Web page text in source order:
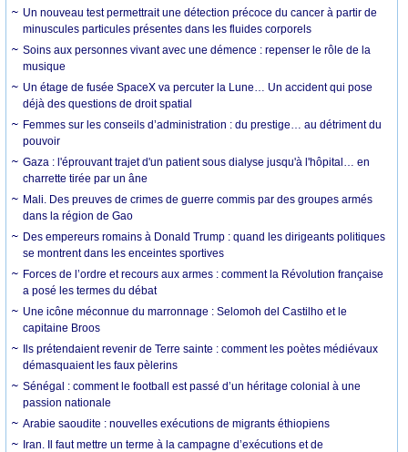
Un nouveau test permettrait une détection précoce du cancer à partir de
minuscules particules présentes dans les fluides corporels
Soins aux personnes vivant avec une démence : repenser le rôle de la
musique
Un étage de fusée SpaceX va percuter la Lune… Un accident qui pose
déjà des questions de droit spatial
Femmes sur les conseils d’administration : du prestige… au détriment du
pouvoir
Gaza : l'éprouvant trajet d'un patient sous dialyse jusqu'à l'hôpital… en
charrette tirée par un âne
Mali. Des preuves de crimes de guerre commis par des groupes armés
dans la région de Gao
Des empereurs romains à Donald Trump : quand les dirigeants politiques
se montrent dans les enceintes sportives
Forces de l’ordre et recours aux armes : comment la Révolution française
a posé les termes du débat
Une icône méconnue du marronnage : Selomoh del Castilho et le
capitaine Broos
Ils prétendaient revenir de Terre sainte : comment les poètes médiévaux
démasquaient les faux pèlerins
Sénégal : comment le football est passé d’un héritage colonial à une
passion nationale
Arabie saoudite : nouvelles exécutions de migrants éthiopiens
Iran. Il faut mettre un terme à la campagne d’exécutions et de